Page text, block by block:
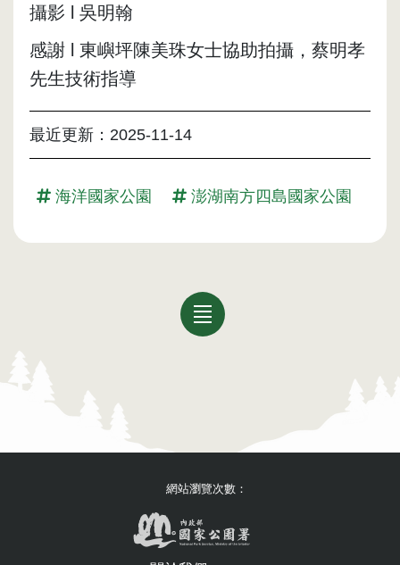
攝影 l 吳明翰
感謝 l 東嶼坪陳美珠女士協助拍攝，蔡明孝
先生技術指導
最近更新： 2025-11-14
海洋國家公園 澎湖南方四島國家公園
回列表
網站瀏覽次數：